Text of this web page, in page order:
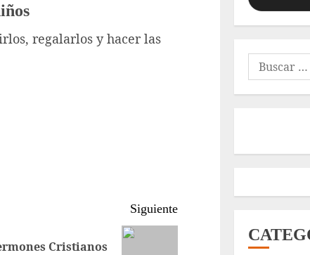
regalarlos y hacer las
Siguiente
Cristianos
Buscar: